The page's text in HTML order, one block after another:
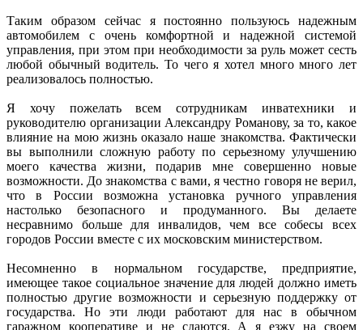
Таким образом сейчас я постоянно пользуюсь надежным
автомобилем с очень комфортной и надежной системой
управления, при этом при необходимости за руль может сесть
любой обычный водитель. То чего я хотел много много лет
реализовалось полностью.
Я хочу пожелать всем сотрудникам инватехники и
руководителю организации Александру Романову, за то, какое
влияние на мою жизнь оказало наше знакомства. Фактически
вы выполнили сложную работу по серьезному улучшению
моего качества жизни, подарив мне совершенно новые
возможности. До знакомства с вами, я честно говоря не верил,
что в России возможна установка ручного управления
настолько безопасного и продуманного. Вы делаете
несравнимо больше для инвалидов, чем все собесы всех
городов России вместе с их московским министерством.
Несомненно в нормальном государстве, предприятие,
имеющее такое социальное значение для людей должно иметь
полностью другие возможности и серьезную поддержку от
государства. Но эти люди работают для нас в обычном
гаражном кооперативе и не сдаются. А я езжу на своем